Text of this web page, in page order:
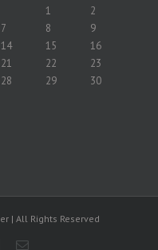
1
2
7 8
9
14 15
16
21 22
23
28 29
30
| All Rights Reserved